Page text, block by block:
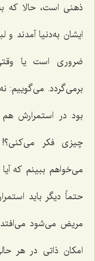
ذهنى است، حالا که
ایشان به‌دنیا آمدند و
ضرورى است یا
برمى‌گردد. مى‌گوییم:
بود در استمرارش
چیزی فکر می‌کنی؟!
می‌خواهم ببینم که
حتماً دیگر باید
مریض مى‌شود
امكان ذاتى در هر